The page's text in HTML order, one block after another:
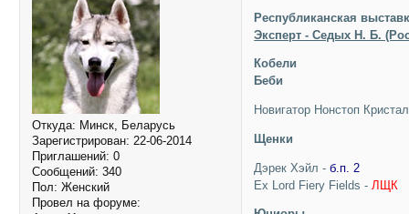
Откуда: Минск, Беларусь
Зарегистрирован: 22-06-2014
Приглашений: 0
Сообщений: 340
Пол: Женский
Провел на форуме:
Республиканская
Эксперт - Седых Н. Б.
Кобели
Беби
Новигатор Нонстоп
Щенки
Дэрек Хэйл -б.п. 2
Ex Lord Fiery Fields - ЛЩК